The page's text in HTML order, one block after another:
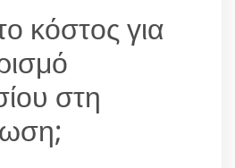
κόστος για
στη